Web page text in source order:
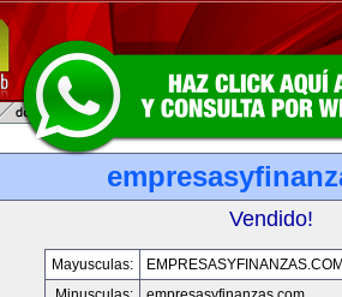
Vendido!
Mayusculas: